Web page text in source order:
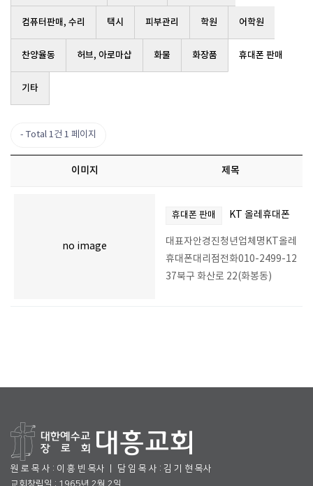
컴퓨터판매, 수리 택시 피부관리 학원 어학원
찬양율동 허브, 아로마샵 화물 화장품 휴대폰 판매
기타
Total 1건 1 페이지
이미지 제목
no image
휴대폰 판매 KT 올레휴대폰
대표자안경진청년업체명KT올레
휴대폰대리점전화010-2499-12
37북구 화산로 22(화봉동)
원 로 목 사 : 이 흥 빈 목사 ㅣ 담 임 목 사 : 김 기 현 목사
교회창립일 : 1965년 2월 2일